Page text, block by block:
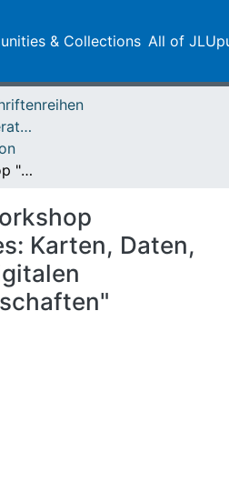
& Collections All of
FB 05 - Sprache, Literatur, Kultur
Bericht zum Workshop "GeoHumanities: Karten, Daten, Texte in den Digitalen Geisteswissenschaften"
Karten, Daten,